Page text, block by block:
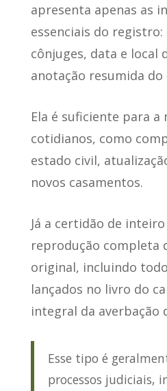
apresenta apenas as
essenciais do registro:
cônjuges, data e local
anotação resumida do
Ela é suficiente para a
cotidianos, como
estado civil,
novos casamentos.
Já a certidão de
reprodução completa
original, incluindo
lançados no livro do
integral da averbação
Esse tipo é
processos judiciais,